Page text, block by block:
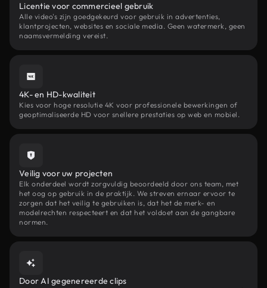
Licentie voor commercieel gebruik
Alle video's zijn goedgekeurd voor gebruik in advertenties,
klantprojecten, websites en sociale media. Geen watermerk, geen
naamsvermelding vereist.
4K- en HD-kwaliteit
Kies voor hoge resolutie 4K voor professionele bewerkingen of
geoptimaliseerde HD voor snellere prestaties op web en mobiel.
Veilig voor uw projecten
Elk onderdeel wordt zorgvuldig beoordeeld door ons team, met
het oog op gebruik in de praktijk. We streven ernaar ervoor te
zorgen dat het veilig te gebruiken is, dat het de merk- en
modelrechten respecteert en dat het voldoet aan de gangbare
normen.
Door AI gegenereerde clips